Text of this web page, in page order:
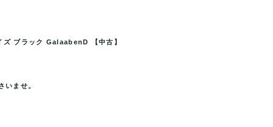
ック GalaabenD 【中古】
ズ ブラック GalaabenD 【中古】
いませ。